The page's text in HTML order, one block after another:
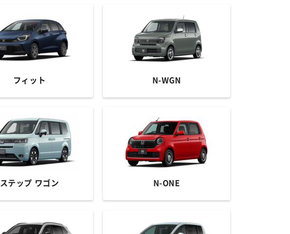
フィット N-WGN
ステップ ワゴン N-ONE